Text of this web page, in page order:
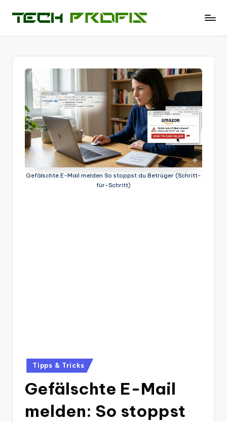
of
Hardware
Software
Tipps
Test
Gefälschte E-Mail melden So stoppst du Betrüger (Schritt-
für-Schritt)
Posted
in
Tipps & Tricks
Gefälschte E-Mail
melden: So stoppst